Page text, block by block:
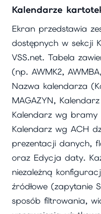
Kalendarze
Ekran przedstawia
dostępnych w sekcji
VSS.net. Tabela
(np. AWMK2,
Nazwa kalendarza
MAGAZYN,
Kalendarz wg bramy
Kalendarz wg ACH
prezentacji danych,
oraz Edycja daty.
niezależną
źródłowe (zapytanie
sposób filtrowania,